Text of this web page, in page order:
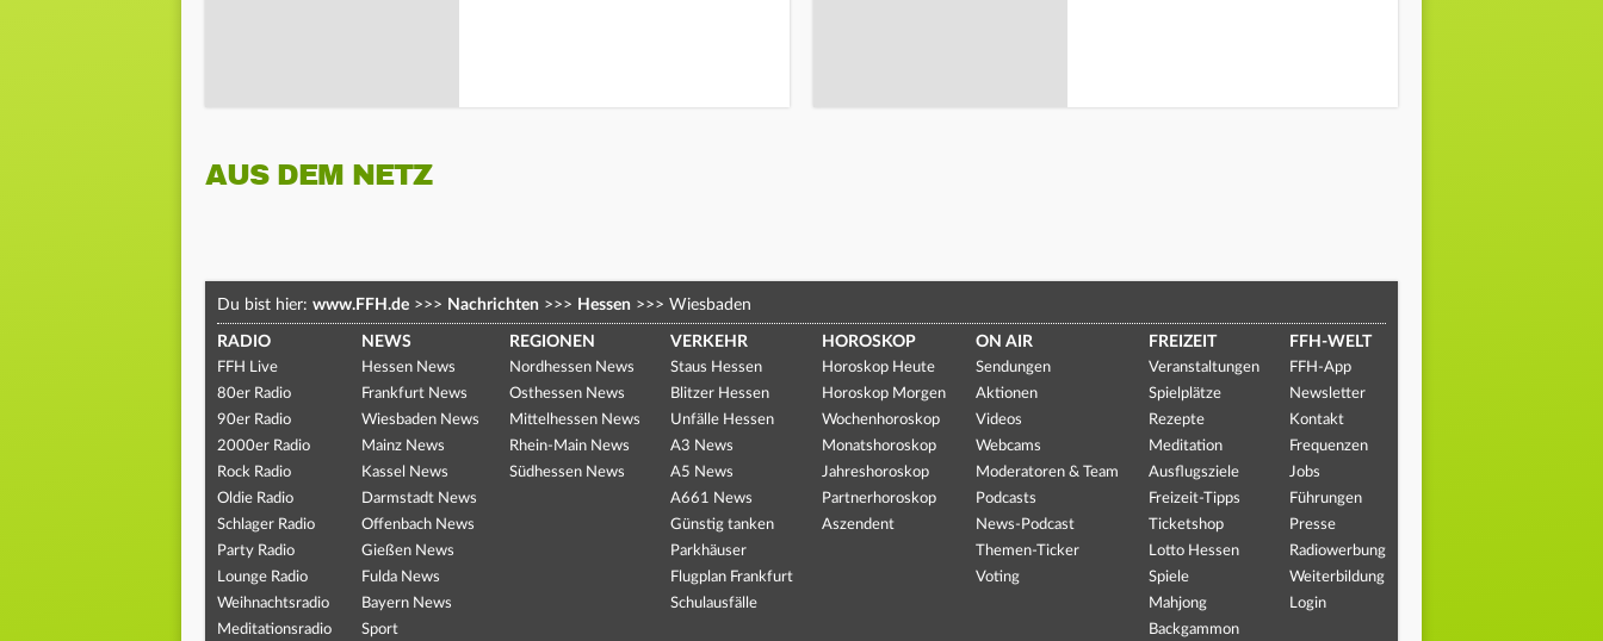
AUS DEM NETZ
Du bist hier: www.FFH.de >>> Nachrichten >>> Hessen >>> Wiesbaden
RADIO
FFH Live
80er Radio
90er Radio
2000er Radio
Rock Radio
Oldie Radio
Schlager Radio
Party Radio
Lounge Radio
Weihnachtsradio
Meditationsradio
NEWS
Hessen News
Frankfurt News
Wiesbaden News
Mainz News
Kassel News
Darmstadt News
Offenbach News
Gießen News
Fulda News
Bayern News
Sport
REGIONEN
Nordhessen News
Osthessen News
Mittelhessen News
Rhein-Main News
Südhessen News
VERKEHR
Staus Hessen
Blitzer Hessen
Unfälle Hessen
A3 News
A5 News
A661 News
Günstig tanken
Parkhäuser
Flugplan Frankfurt
Schulausfälle
HOROSKOP
Horoskop Heute
Horoskop Morgen
Wochenhoroskop
Monatshoroskop
Jahreshoroskop
Partnerhoroskop
Aszendent
ON AIR
Sendungen
Aktionen
Videos
Webcams
Moderatoren & Team
Podcasts
News-Podcast
Themen-Ticker
Voting
FREIZEIT
Veranstaltungen
Spielplätze
Rezepte
Meditation
Ausflugsziele
Freizeit-Tipps
Ticketshop
Lotto Hessen
Spiele
Mahjong
Backgammon
FFH-WELT
FFH-App
Newsletter
Kontakt
Frequenzen
Jobs
Führungen
Presse
Radiowerbung
Weiterbildung
Login